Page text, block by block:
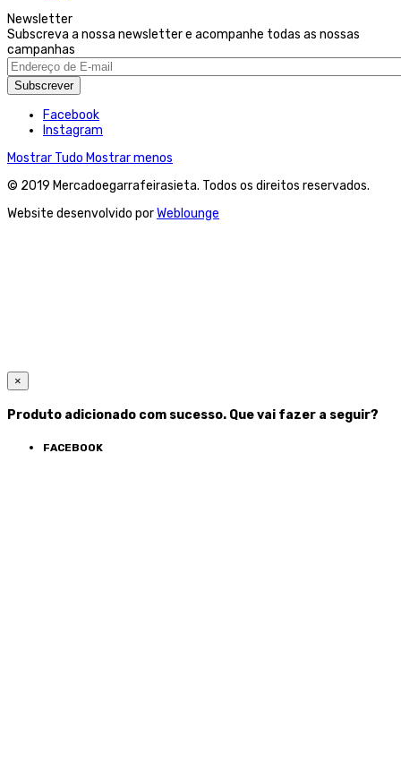
Newsletter
Subscreva a nossa newsletter e acompanhe todas as nossas
campanhas
Subscrever
Facebook
Instagram
Mostrar Tudo Mostrar menos
© 2019 Mercadoegarrafeirasieta. Todos os direitos reservados.
Website desenvolvido porWeblounge
×
Produto adicionado com sucesso. Que vai fazer a seguir?
FACEBOOK